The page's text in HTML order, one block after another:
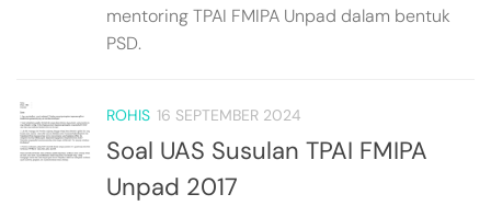
mentoring TPAI FMIPA Unpad dalam bentuk
PSD.
ROHIS 16 SEPTEMBER 2024
Soal UAS Susulan TPAI FMIPA
Unpad 2017